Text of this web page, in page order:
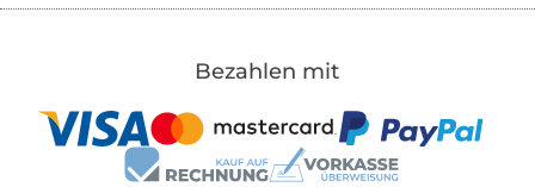
Bezahlen mit